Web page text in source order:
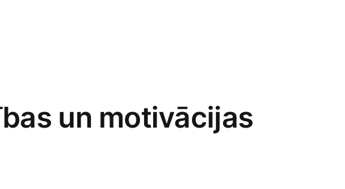
un motivācijas